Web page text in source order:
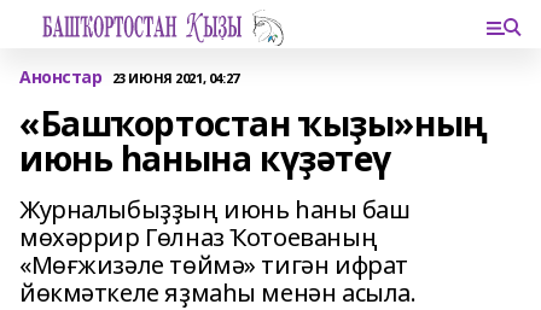
Анонстар 23 ИЮНЯ 2021, 04:27
«Башҡортостан ҡыҙы»ның
июнь һанына күҙәтеү
Журналыбыҙҙың июнь һаны баш
мөхәррир Гөлназ Ҡотоеваның
«Мөғжизәле төймә» тигән ифрат
йөкмәткеле яҙмаһы менән асыла.